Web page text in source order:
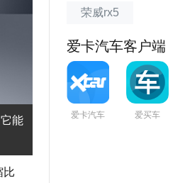
能
比
荣威rx5
爱卡汽车客户端
爱卡汽车 爱买车